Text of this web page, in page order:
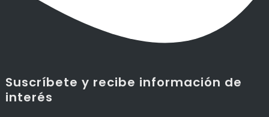
Suscríbete y recibe información de
interés